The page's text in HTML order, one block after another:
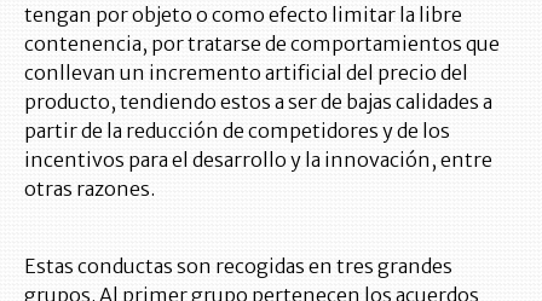
tengan por objeto o como efecto limitar la libre
contenencia, por tratarse de comportamientos que
conllevan un incremento artificial del precio del
producto, tendiendo estos a ser de bajas calidades a
partir de la reducción de competidores y de los
incentivos para el desarrollo y la innovación, entre
otras razones.
Estas conductas son recogidas en tres grandes
grupos. Al primer grupo pertenecen los acuerdos